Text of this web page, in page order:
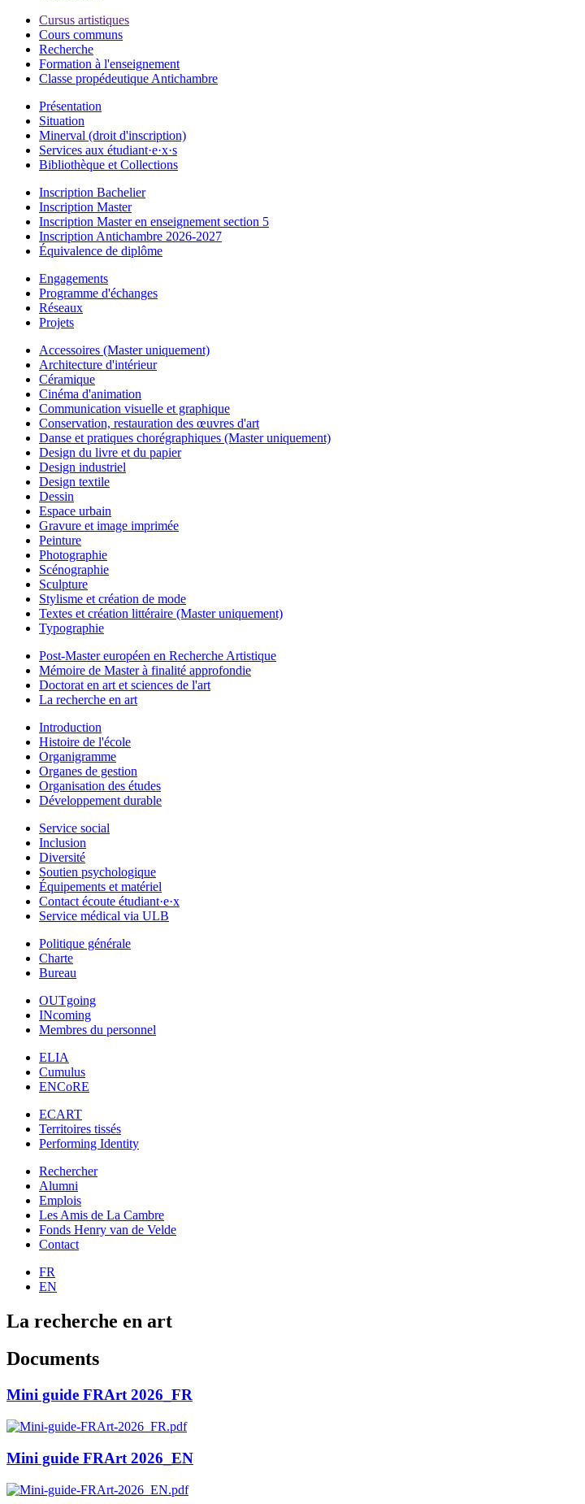
Cursus artistiques
Cours communs
Recherche
Formation à l'enseignement
Classe propédeutique Antichambre
Présentation
Situation
Minerval (droit d'inscription)
Services aux étudiant·e·x·s
Bibliothèque et Collections
Inscription Bachelier
Inscription Master
Inscription Master en enseignement section 5
Inscription Antichambre 2026-2027
Équivalence de diplôme
Engagements
Programme d'échanges
Réseaux
Projets
Accessoires (Master uniquement)
Architecture d'intérieur
Céramique
Cinéma d'animation
Communication visuelle et graphique
Conservation, restauration des œuvres d'art
Danse et pratiques chorégraphiques (Master uniquement)
Design du livre et du papier
Design industriel
Design textile
Dessin
Espace urbain
Gravure et image imprimée
Peinture
Photographie
Scénographie
Sculpture
Stylisme et création de mode
Textes et création littéraire (Master uniquement)
Typographie
Post-Master européen en Recherche Artistique
Mémoire de Master à finalité approfondie
Doctorat en art et sciences de l'art
La recherche en art
Introduction
Histoire de l'école
Organigramme
Organes de gestion
Organisation des études
Développement durable
Service social
Inclusion
Diversité
Soutien psychologique
Équipements et matériel
Contact écoute étudiant·e·x
Service médical via ULB
Politique générale
Charte
Bureau
OUTgoing
INcoming
Membres du personnel
ELIA
Cumulus
ENCoRE
ECART
Territoires tissés
Performing Identity
Rechercher
Alumni
Emplois
Les Amis de La Cambre
Fonds Henry van de Velde
Contact
FR
EN
La recherche en art
Documents
Mini guide FRArt 2026_FR
Mini guide FRArt 2026_EN